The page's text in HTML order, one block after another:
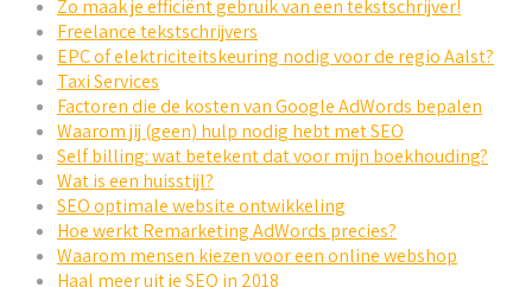
Zo maak je efficiënt gebruik van een tekstschrijver!
Freelance tekstschrijvers
EPC of elektriciteitskeuring nodig voor de regio Aalst?
Taxi Services
Factoren die de kosten van Google AdWords bepalen
Waarom jij (geen) hulp nodig hebt met SEO
Self billing: wat betekent dat voor mijn boekhouding?
Wat is een huisstijl?
SEO optimale website ontwikkeling
Hoe werkt Remarketing AdWords precies?
Waarom mensen kiezen voor een online webshop
Haal meer uit je SEO in 2018